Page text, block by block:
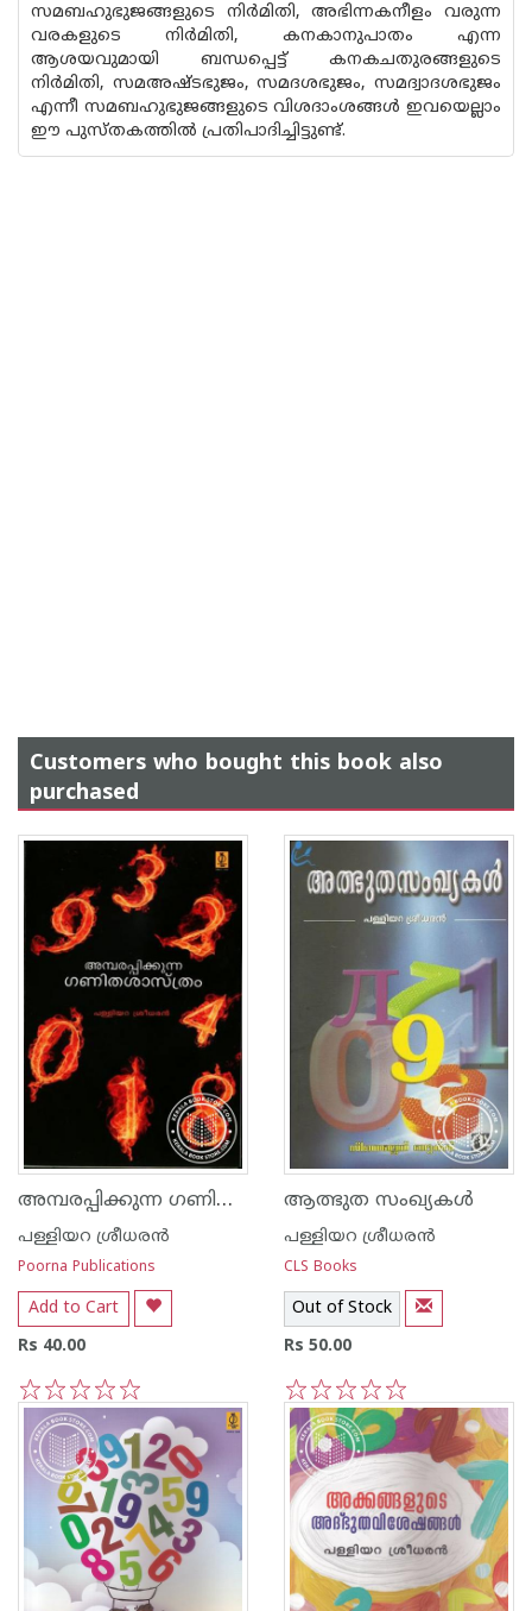
സമബഹുഭുജങ്ങളുടെ നിർമിതി, അഭിന്നകനീളം വരുന്ന
വരകളുടെ നിർമിതി, കനകാനുപാതം എന്ന
ആശയവുമായി ബന്ധപ്പെട്ട് കനകചതുരങ്ങളുടെ
നിർമിതി, സമഅഷ്ടഭുജം, സമദശഭുജം, സമദ്വാദശഭുജം
എന്നീ സമബഹുഭുജങ്ങളുടെ വിശദാംശങ്ങൾ ഇവയെല്ലാം
ഈ പുസ്തകത്തിൽ പ്രതിപാദിച്ചിട്ടുണ്ട്.
Customers who bought this book also
purchased
അമ്പരപ്പിക്കുന്ന ഗണിത ശാസ്ത്രം
പള്ളിയറ ശ്രീധര‌ന്‍
Poorna Publications
Add to Cart
Rs 40.00
5
4
3
2
1
ആത്ഭുത സംഖ്യകള്‍
പള്ളിയറ ശ്രീധര‌ന്‍
CLS Books
Out of Stock
Rs 50.00
5
4
3
2
1